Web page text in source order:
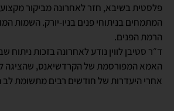
פלסטית בשיבא, חזר לאחרונה מביקור
המתמחים בניתוחי פנים בניו-יורק. השמות
הרמת הפנים.
ד״ר סטיבן לווין נודע לאחרונה בזכות ניתוח
האמא המפורסמת של הקרדשיאנס, שהציגה
אחרי היעדרות של חודשים רבים מתשומת